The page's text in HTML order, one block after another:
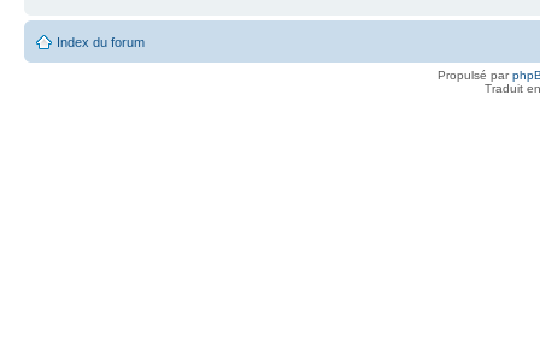
Index du forum
Propulsé par
Traduit